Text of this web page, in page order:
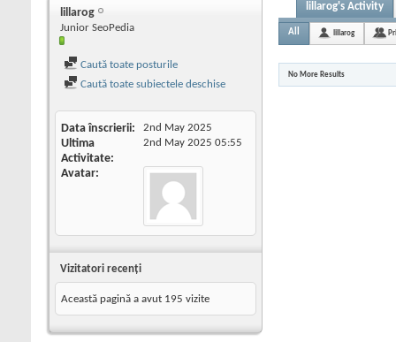
lillarog
Junior SeoPedia
Caută toate posturile
Caută toate subiectele deschise
Data înscrierii 2nd May 2025
Ultima
Activitate
2nd May 2025 05:55
Avatar
Vizitatori recenţi
Această pagină a avut 195 vizite
lillarog's Activity
All lillarog
No More Results